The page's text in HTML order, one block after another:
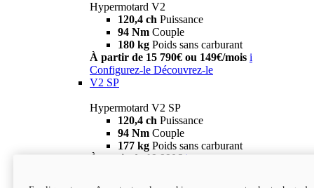
Hypermotard V2
120,4 ch Puissance
94 Nm Couple
180 kg Poids sans carburant
À partir de 15 790€ ou 149€/mois i
Configurez-le Découvrez-le
V2 SP
Hypermotard V2 SP
120,4 ch Puissance
94 Nm Couple
177 kg Poids sans carburant
À partir de 19 990€ i
new
V2 SP 100